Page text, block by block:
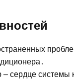
сердце